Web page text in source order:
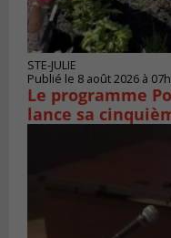
STE-JULIE
Publié le 8 août 2026 à
Le programme
lance sa